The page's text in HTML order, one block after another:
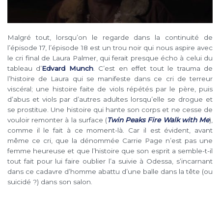
Malgré tout, lorsqu’on le regarde dans la continuité de
l’épisode 17, l’épisode 18 est un trou noir qui nous aspire avec
le cri final de Laura Palmer, qui ferait presque écho à celui du
tableau d’Edvard Munch. C’est en effet tout le trauma de
l’histoire de Laura qui se manifeste dans ce cri de terreur
viscéral; une histoire faite de viols répétés par le père, puis
d’abus et viols par d’autres adultes lorsqu’elle se drogue et
se prostitue. Une histoire qui hante son corps et ne cesse de
vouloir remonter à la surface (Twin Peaks Fire Walk with Me),
comme il le fait à ce moment-là. Car il est évident, avant
même ce cri, que la dénommée Carrie Page n’est pas une
femme heureuse et que l’histoire que son esprit a semble-t-il
tout fait pour lui faire oublier l’a suivie à Odessa, s’incarnant
dans ce cadavre d’homme abattu d’une balle dans la tête (ou
suicidé ?) dans son salon.